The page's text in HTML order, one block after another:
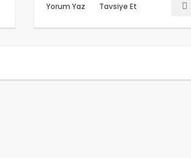
Yorum Yaz Tavsiye Et